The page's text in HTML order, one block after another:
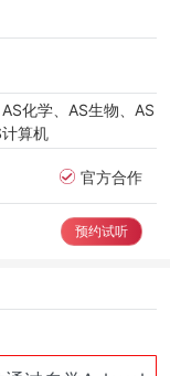
化学、AS生物、AS
算机
官方合作
预约试听